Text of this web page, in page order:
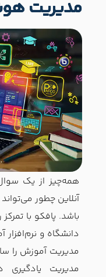
مدیریت
همه‌چیز از یک
آنلاین چطور
باشد. پافکو با
مدیریت آموزش را
مدیریت یادگیری